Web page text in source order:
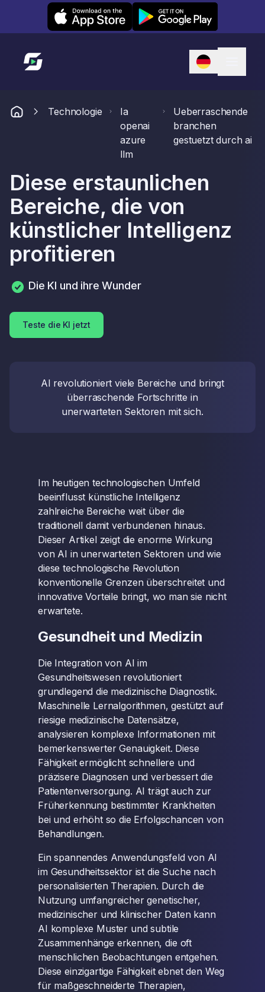
Leexi on iOS Leexi on Android
Link zur Startseite
Technologie
Ia
openai
azure
llm
Ueberraschende
branchen
gestuetzt durch ai
Diese erstaunlichen
Bereiche, die von
künstlicher Intelligenz
profitieren
Die KI und ihre Wunder
Teste die KI jetzt
AI revolutioniert viele Bereiche und bringt
überraschende Fortschritte in
unerwarteten Sektoren mit sich.
Im heutigen technologischen Umfeld
beeinflusst künstliche Intelligenz
zahlreiche Bereiche weit über die
traditionell damit verbundenen hinaus.
Dieser Artikel zeigt die enorme Wirkung
von AI in unerwarteten Sektoren und wie
diese technologische Revolution
konventionelle Grenzen überschreitet und
innovative Vorteile bringt, wo man sie nicht
erwartete.
Gesundheit und Medizin
Die Integration von AI im
Gesundheitswesen revolutioniert
grundlegend die medizinische Diagnostik.
Maschinelle Lernalgorithmen, gestützt auf
riesige medizinische Datensätze,
analysieren komplexe Informationen mit
bemerkenswerter Genauigkeit. Diese
Fähigkeit ermöglicht schnellere und
präzisere Diagnosen und verbessert die
Patientenversorgung. AI trägt auch zur
Früherkennung bestimmter Krankheiten
bei und erhöht so die Erfolgschancen von
Behandlungen.
Ein spannendes Anwendungsfeld von AI
im Gesundheitssektor ist die Suche nach
personalisierten Therapien. Durch die
Nutzung umfangreicher genetischer,
medizinischer und klinischer Daten kann
AI komplexe Muster und subtile
Zusammenhänge erkennen, die oft
menschlichen Beobachtungen entgehen.
Diese einzigartige Fähigkeit ebnet den Weg
für maßgeschneiderte Therapien,